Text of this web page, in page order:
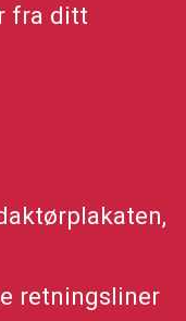
fra ditt
retningsliner